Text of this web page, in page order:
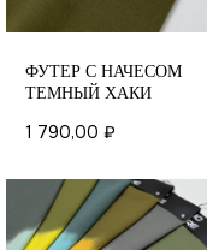
ФУТЕР С НАЧЕСОМ
ТЕМНЫЙ ХАКИ
1 790,00 ₽